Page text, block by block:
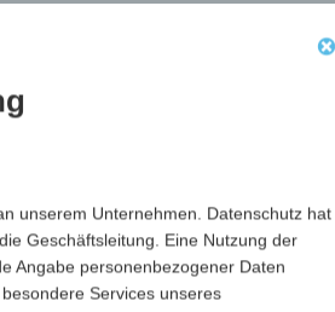
Variante Mindestmenge
unserem Unternehmen. Datenschutz hat
Geschäftsleitung. Eine Nutzung der
Angabe personenbezogener Daten
Services unseres